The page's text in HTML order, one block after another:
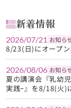
新着情報
2026/07/21 お知ら
8/23(日)にオープ
2026/08/06 お知ら
夏の講演会『乳幼
実践ｰ』を8/18(火)